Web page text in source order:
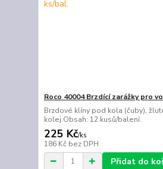
Roco 40004 Brzdící zarážky pro
Brzdové klíny pod kola (čuby),
kolej.Obsah: 12 kusů/balení.
225 Kč/ks
186 Kč bez DPH
Přidat do